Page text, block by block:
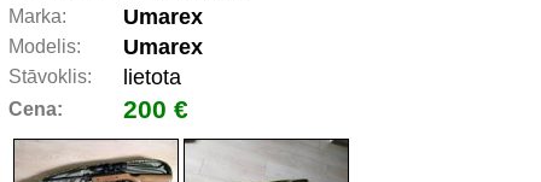
Marka: Umarex
Modelis: Umarex
Stāvoklis: lietota
Cena: 200 €